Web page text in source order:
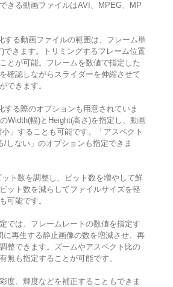
きる動画ファイルはAVI、MPEG、MP
する動画ファイルの範囲は、フレーム単
できます。トリミングするフレーム位置
とが可能。フレームを数値で指定した
確認しながらスライダーを伸縮させて
できます。
する際のオプションも用意されていま
Width(幅)とHeight(高さ)を指定し、動画
」することも可能です。「アスペクト
/しない」のオプションも指定できま
ット数を調整し、ビット数を増やして鮮
ット数を減らしてファイルサイズを軽
可能です。
では、フレームレートの数値を指定す
に再生する静止画像の数を増減させ、再
整できます。ズームやアスペクト比の
無も指定することが可能です。
度、輝度などを補正することもできま